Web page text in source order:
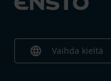
language Vaihda kieltä